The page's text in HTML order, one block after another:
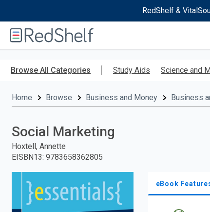
RedShelf &
RedShelf
Browse All Categories Study Aids Science and
Home Browse Business and Money Business
Social Marketing
Hoxtell, Annette
EISBN13: 9783658362805
eBook